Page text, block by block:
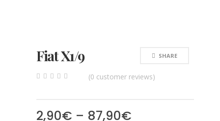
Fiat X1/9 SHARE
on
customer
(0 customer reviews)
2,90€ – 87,90€